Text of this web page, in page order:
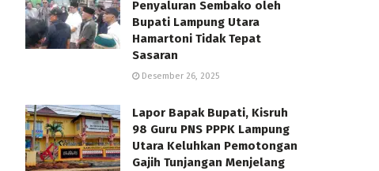
Penyaluran Sembako oleh
Bupati Lampung Utara
Hamartoni Tidak Tepat
Sasaran
Desember 26, 2025
Lapor Bapak Bupati, Kisruh
98 Guru PNS PPPK Lampung
Utara Keluhkan Pemotongan
Gajih Tunjangan Menjelang